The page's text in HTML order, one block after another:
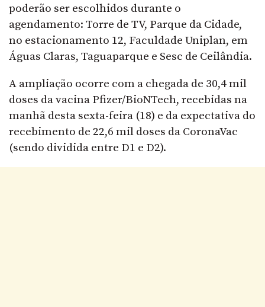
poderão ser escolhidos durante o
agendamento: Torre de TV, Parque da Cidade,
no estacionamento 12, Faculdade Uniplan, em
Águas Claras, Taguaparque e Sesc de Ceilândia.
A ampliação ocorre com a chegada de 30,4 mil
doses da vacina Pfizer/BioNTech, recebidas na
manhã desta sexta-feira (18) e da expectativa do
recebimento de 22,6 mil doses da CoronaVac
(sendo dividida entre D1 e D2).